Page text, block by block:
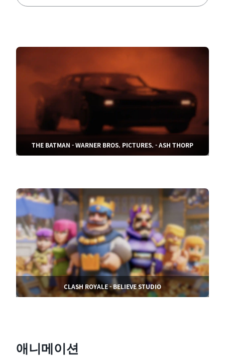
THE BATMAN - WARNER BROS. PICTURES. - ASH THORP
CLASH ROYALE - BELIEVE STUDIO
애니메이션